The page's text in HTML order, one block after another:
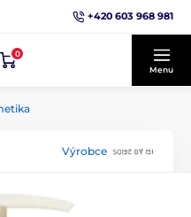
+420 603 968 981
0
Menu
Výrobce